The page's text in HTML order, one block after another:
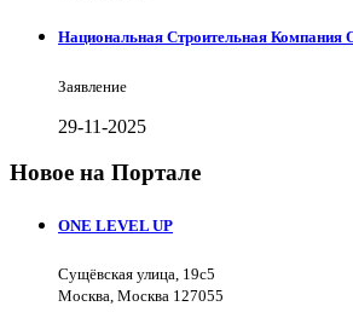
Национальная Строительная
Заявление
29-11-2025
Новое на Портале
ONE LEVEL UP
Сущёвская улица, 19с5
Москва, Москва 127055